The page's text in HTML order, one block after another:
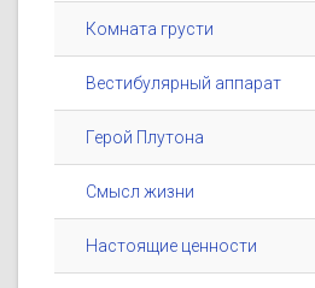
Комната грусти
Вестибулярный аппарат
Герой Плутона
Смысл жизни
Настоящие ценности